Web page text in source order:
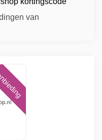
van